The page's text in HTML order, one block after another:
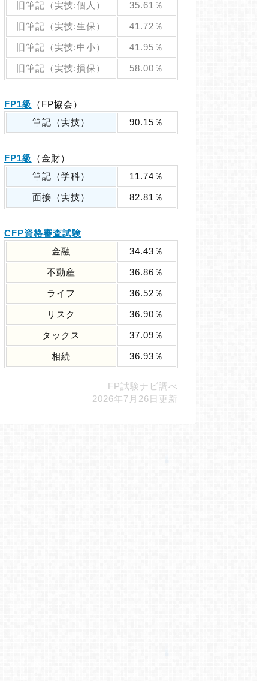
旧筆記（実技:個人） 35.61％
旧筆記（実技:生保） 41.72％
旧筆記（実技:中小） 41.95％
旧筆記（実技:損保） 58.00％
FP1級
（FP協会）
筆記（実技）
90.15％
FP1級
（金財）
筆記（学科）
11.74％
面接（実技） 82.81％
CFP資格審査試験
金融
34.43％
不動産 36.86％
ライフ 36.52％
リスク 36.90％
タックス 37.09％
相続 36.93％
FP試験ナビ調べ
2026年7月26日更新